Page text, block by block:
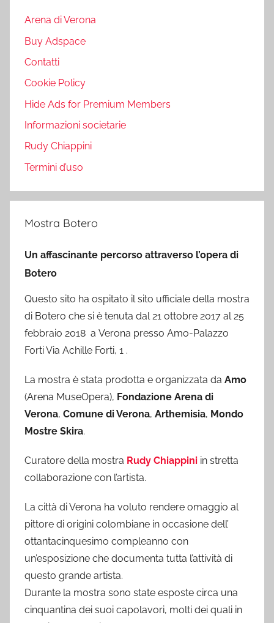
Arena di Verona
Buy Adspace
Contatti
Cookie Policy
Hide Ads for Premium Members
Informazioni societarie
Rudy Chiappini
Termini d’uso
Mostra Botero
Un affascinante percorso attraverso l’opera di
Botero
Questo sito ha ospitato il sito ufficiale della mostra
di Botero che si è tenuta dal 21 ottobre 2017 al 25
febbraio 2018 a Verona presso Amo-Palazzo
Forti Via Achille Forti, 1 .
La mostra è stata prodotta e organizzata da Amo
(Arena MuseOpera), Fondazione Arena di
Verona, Comune di Verona, Arthemisia, Mondo
Mostre Skira.
Curatore della mostra Rudy Chiappini in stretta
collaborazione con l’artista.
La città di Verona ha voluto rendere omaggio al
pittore di origini colombiane in occasione dell’
ottantacinquesimo compleanno con
un’esposizione che documenta tutta l’attività di
questo grande artista.
Durante la mostra sono state esposte circa una
cinquantina dei suoi capolavori, molti dei quali in